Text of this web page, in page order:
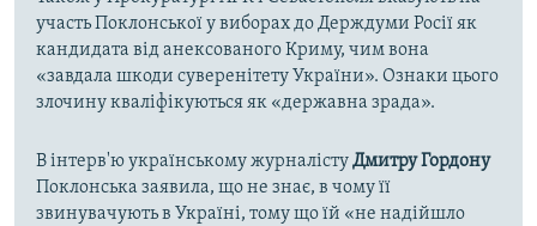
участь Поклонської у виборах до Держдуми Росії як
кандидата від анексованого Криму, чим вона
«завдала шкоди суверенітету України». Ознаки цього
злочину кваліфікуються як «державна зрада».
В інтерв'ю українському журналістуДмитру Гордону
Поклонська заявила, що не знає, в чому її
звинувачують в Україні, тому що їй «не надійшло